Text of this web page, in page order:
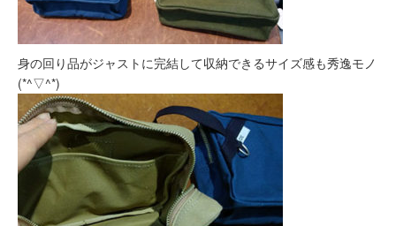
身の回り品がジャストに完結して収納できるサイズ感も秀逸モノ
(*^▽^*)